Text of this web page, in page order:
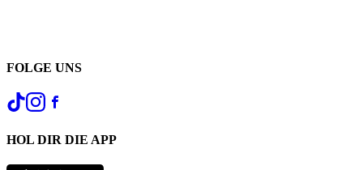
FOLGE UNS
HOL DIR DIE APP